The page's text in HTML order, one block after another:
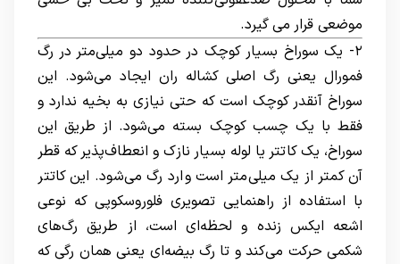
موضعی قرار می گیرد.
۲- یک سوراخ بسیار کوچک در حدود دو میلی‌متر در رگ
فمورال یعنی رگ اصلی کشاله ران ایجاد می‌شود. این
سوراخ آنقدر کوچک است که حتی نیازی به بخیه ندارد و
فقط با یک چسب کوچک بسته می‌شود. از طریق این
سوراخ، یک کاتتر یا لوله بسیار نازک و انعطاف‌پذیر که قطر
آن کمتر از یک میلی‌متر است وارد رگ می‌شود. این کاتتر
با استفاده از راهنمایی تصویری فلوروسکوپی که نوعی
اشعه ایکس زنده و لحظه‌ای است، از طریق رگ‌های
شکمی حرکت می‌کند و تا رگ بیضه‌ای یعنی همان رگی که